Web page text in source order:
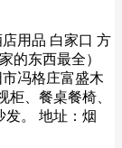
用品 白家口 方
的东西最全）
冯格庄富盛木
、餐桌餐椅、
发。 地址：烟